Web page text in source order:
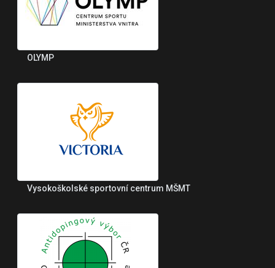
OLYMP
Vysokoškolské sportovní centrum MŠMT